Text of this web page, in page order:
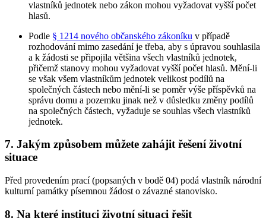
vlastníků jednotek nebo zákon mohou vyžadovat vyšší počet
hlasů.
Podle § 1214 nového občanského zákoníku v případě
rozhodování mimo zasedání je třeba, aby s úpravou souhlasila
a k žádosti se připojila většina všech vlastníků jednotek,
přičemž stanovy mohou vyžadovat vyšší počet hlasů. Mění-li
se však všem vlastníkům jednotek velikost podílů na
společných částech nebo mění-li se poměr výše příspěvků na
správu domu a pozemku jinak než v důsledku změny podílů
na společných částech, vyžaduje se souhlas všech vlastníků
jednotek.
7. Jakým způsobem můžete zahájit řešení životní
situace
Před provedením prací (popsaných v bodě 04) podá vlastník národní
kulturní památky písemnou žádost o závazné stanovisko.
8. Na které instituci životní situaci řešit